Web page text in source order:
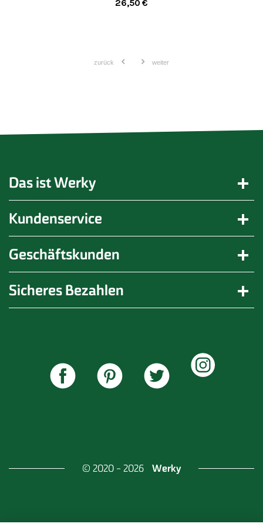
26,50 €
zurück weiter
Das ist Werky
Kundenservice
Geschäftskunden
Sicheres Bezahlen
© 2020 - 2026 Werky